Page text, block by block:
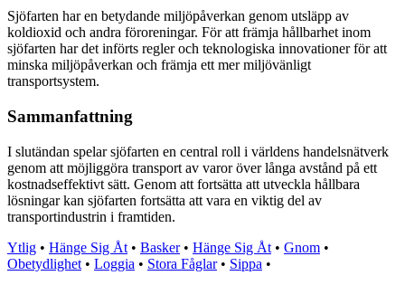
Sjöfarten har en betydande miljöpåverkan genom utsläpp av
koldioxid och andra föroreningar. För att främja hållbarhet inom
sjöfarten har det införts regler och teknologiska innovationer för att
minska miljöpåverkan och främja ett mer miljövänligt
transportsystem.
Sammanfattning
I slutändan spelar sjöfarten en central roll i världens handelsnätverk
genom att möjliggöra transport av varor över långa avstånd på ett
kostnadseffektivt sätt. Genom att fortsätta att utveckla hållbara
lösningar kan sjöfarten fortsätta att vara en viktig del av
transportindustrin i framtiden.
Ytlig • Hänge Sig Åt • Basker• Hänge Sig Åt • Gnom •
Obetydlighet • Loggia • Stora Fåglar• Sippa •